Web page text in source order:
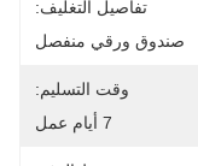
تفاصيل التغليف:
صندوق ورقي منفصل
وقت التسليم:
7 أيام عمل